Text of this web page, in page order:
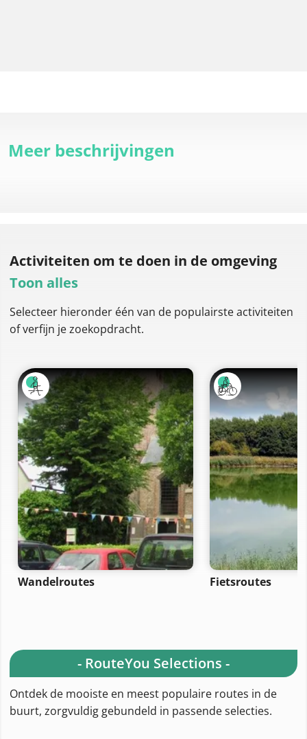
Meer beschrijvingen
Activiteiten om te doen in de omgeving
Toon alles
Selecteer hieronder één van de populairste activiteiten
of verfijn je zoekopdracht.
Wandelroutes Fietsroutes
- RouteYou Selections -
Ontdek de mooiste en meest populaire routes in de
buurt, zorgvuldig gebundeld in passende selecties.